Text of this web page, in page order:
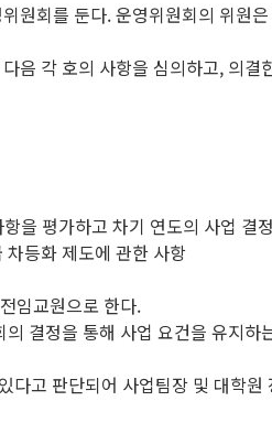
회를 둔다. 운영위원회의 위원
음 각 호의 사항을 심의하고, 의결
을 평가하고 차기 연도의 사업 결
등화 제도에 관한 사항
임교원으로 한다.
결정을 통해 사업 요건을 유지
고 판단되어 사업팀장 및 대학